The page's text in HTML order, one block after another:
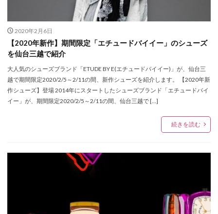
2020年2月6日
【2020年新作】期間限定「エチュードバイイー」のシューズ
を仙台三越で紹介
大人気のシューズブランド「ETUDE BY E(エチュードバイイー)」が、仙台三
越で期間限定2020/2/5～2/11の間、新作シューズを紹介します。 【2020年新
作シューズ】登場 2014年にスタートしたシューズブランド「エチュードバイ
イー」が、期間限定2020/2/5～2/11の間、仙台三越で […]
続きを読む
ジュエリークラフトイカイ
ジュンク堂書店
ジョジョの奇妙な冒険 ダイヤモンドは砕けない
ジョー マローン ロンドン
スター・ウォーズ／スカイウォーカーの夜明け
ステーショナリー
ストロベリームーン〜灯火
スパーム
スプリングデイズ
スポーツウェア
セインツ アンド シナーズ
セーブマイバッグ
ゼビオアリーナ仙台